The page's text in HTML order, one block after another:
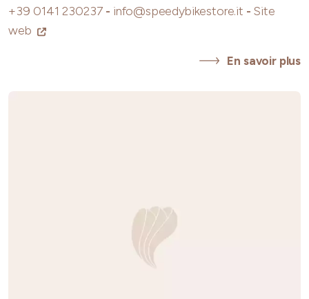
+39 0141 230237 - info@speedybikestore.it - Site
web
En savoir plus